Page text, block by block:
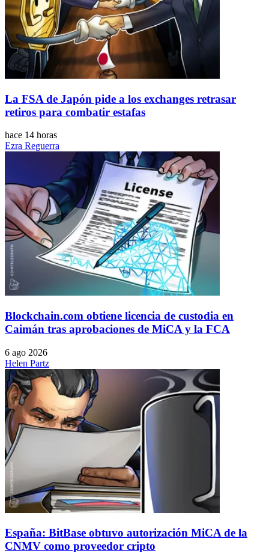
La FSA de Japón pide a los exchanges retrasar
retiros para combatir estafas
hace 14 horas
Ezra Reguerra
Blockchain.com obtiene licencia de custodia en
Caimán tras aprobaciones de MiCA y la FCA
6 ago 2026
Helen Partz
España: BitBase obtuvo autorización MiCA de la
CNMV como proveedor cripto